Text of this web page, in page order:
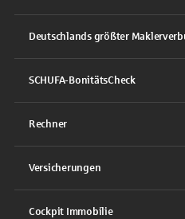
Deutschlands größter
SCHUFA-BonitätsCheck
Rechner
Versicherungen
Cockpit Immobilie